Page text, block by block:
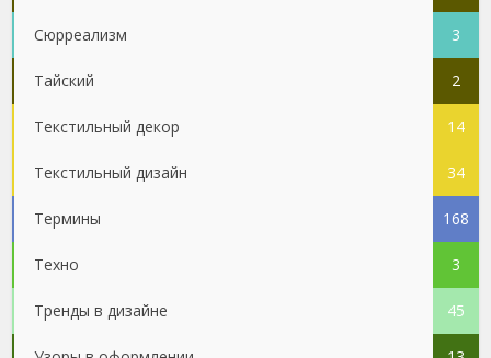
Сюрреализм 3
Тайский 2
Текстильный декор 14
Текстильный дизайн 34
Термины 168
Техно 3
Тренды в дизайне 45